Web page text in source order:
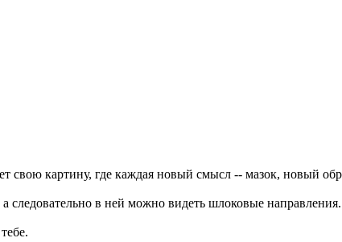
свою картину, где каждая новый смысл -- мазок, новый
следовательно в ней можно видеть шлоковые направления.